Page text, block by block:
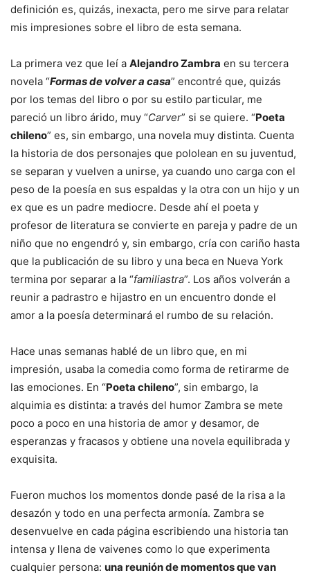
definición es, quizás, inexacta, pero me sirve para relatar
mis impresiones sobre el libro de esta semana.
La primera vez que leí a Alejandro Zambra en su tercera
novela “Formas de volver a casa” encontré que, quizás
por los temas del libro o por su estilo particular, me
pareció un libro árido, muy “Carver” si se quiere. “Poeta
chileno” es, sin embargo, una novela muy distinta. Cuenta
la historia de dos personajes que pololean en su juventud,
se separan y vuelven a unirse, ya cuando uno carga con el
peso de la poesía en sus espaldas y la otra con un hijo y un
ex que es un padre mediocre. Desde ahí el poeta y
profesor de literatura se convierte en pareja y padre de un
niño que no engendró y, sin embargo, cría con cariño hasta
que la publicación de su libro y una beca en Nueva York
termina por separar a la “familiastra”. Los años volverán a
reunir a padrastro e hijastro en un encuentro donde el
amor a la poesía determinará el rumbo de su relación.
Hace unas semanas hablé de un libro que, en mi
impresión, usaba la comedia como forma de retirarme de
las emociones. En “Poeta chileno”, sin embargo, la
alquimia es distinta: a través del humor Zambra se mete
poco a poco en una historia de amor y desamor, de
esperanzas y fracasos y obtiene una novela equilibrada y
exquisita.
Fueron muchos los momentos donde pasé de la risa a la
desazón y todo en una perfecta armonía. Zambra se
desenvuelve en cada página escribiendo una historia tan
intensa y llena de vaivenes como lo que experimenta
cualquier persona: una reunión de momentos que van